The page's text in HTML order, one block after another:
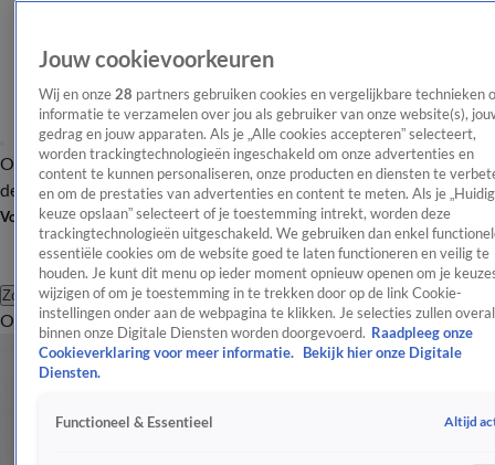
OverzichtAfleveringen Entertainment TV Algemeen
Tip
de redactieNieuwsbrief
Volg Shownieuws
Zoeken
OverzichtEntertainmentSpraakmakendRealityCrimeVideo's
Jouw cookievoorkeuren
Wij en onze 28 partners gebruiken cookies en vergelijkbare technieken
informatie te verzamelen over jou als gebruiker van onze website(s),
gedrag en jouw apparaten. Als je „Alle cookies accepteren” selecteert,
worden trackingtechnologieën ingeschakeld om onze advertenties en
content te kunnen personaliseren, onze producten en diensten te
en om de prestaties van advertenties en content te meten. Als je
keuze opslaan” selecteert of je toestemming intrekt, worden deze
trackingtechnologieën uitgeschakeld. We gebruiken dan enkel
essentiële cookies om de website goed te laten functioneren en veilig te
houden. Je kunt dit menu op ieder moment opnieuw openen om je
wijzigen of om je toestemming in te trekken door op de link Cookie-
instellingen onder aan de webpagina te klikken. Je selecties zullen overal
binnen onze Digitale Diensten worden doorgevoerd. Raadpleeg onze
Cookieverklaring voor meer informatie.
Bekijk hier onze Digitale
Diensten.
Functioneel & Essentieel Altijd